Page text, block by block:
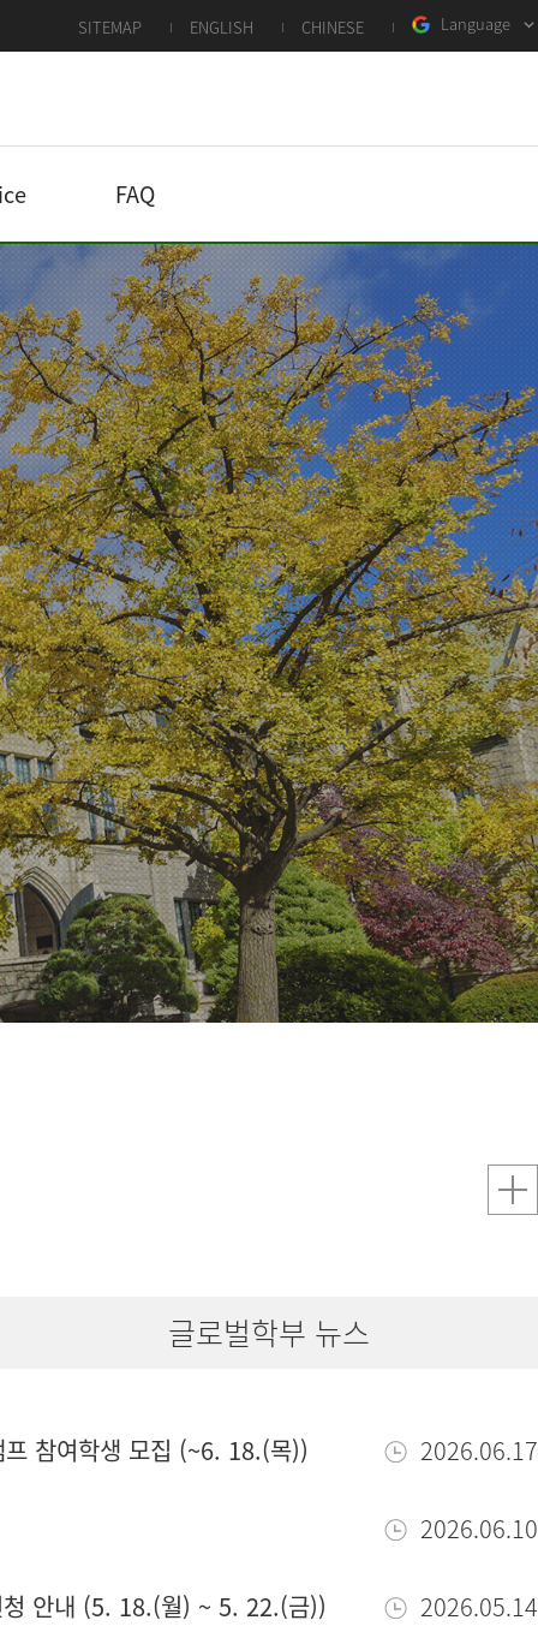
SITEMAP ENGLISH CHINESE Language
FAQ
참여학생 모집 (~6. 18.(목)) 2026.06.17
2026.06.10
청 안내 (5. 18.(월) ~ 5. 22.(금)) 2026.05.14
글로벌학부 뉴스